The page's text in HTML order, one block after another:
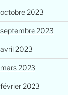
octobre 2023
septembre 2023
avril 2023
mars 2023
février 2023